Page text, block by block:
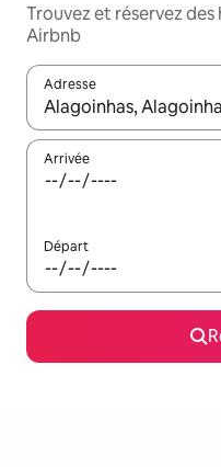
Trouvez et réservez
Airbnb
Adresse
Lorsque les résultats
Arrivée
Départ